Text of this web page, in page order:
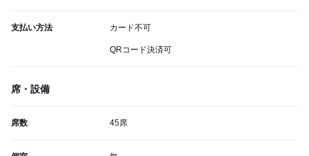
支払い方法 カード不可
QRコード決済可
席・設備
席数 45席